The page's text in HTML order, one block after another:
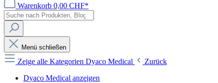
Warenkorb 0,00 CHF*
Menü schließen
Zeige alle Kategorien Dyaco Medical
Zurück
Dyaco Medical anzeigen